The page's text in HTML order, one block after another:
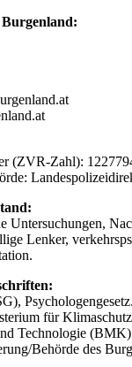
(ZVR-Zahl):
Untersuchungen,
Lenker,
für
Technologie
Behörde des